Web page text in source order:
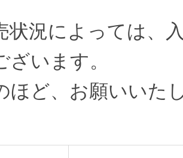
状況によっては、
ざいます。
ほど、お願いいた